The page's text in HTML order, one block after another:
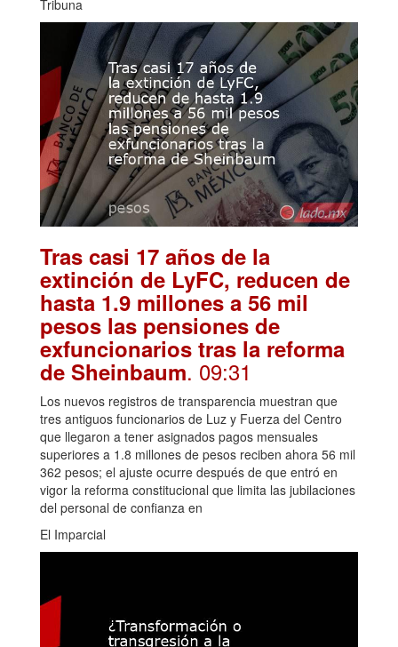
Tribuna
Tras casi 17 años de la
extinción de LyFC, reducen de
hasta 1.9 millones a 56 mil
pesos las pensiones de
exfuncionarios tras la reforma
de Sheinbaum. 09:31
Los nuevos registros de transparencia muestran que
tres antiguos funcionarios de Luz y Fuerza del Centro
que llegaron a tener asignados pagos mensuales
superiores a 1.8 millones de pesos reciben ahora 56 mil
362 pesos; el ajuste ocurre después de que entró en
vigor la reforma constitucional que limita las jubilaciones
del personal de confianza en
El Imparcial